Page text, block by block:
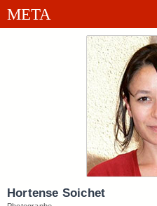
Hortense Soichet